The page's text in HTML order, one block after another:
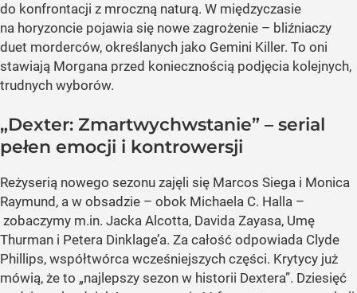
do konfrontacji z mroczną naturą. W międzyczasie
na horyzoncie pojawia się nowe zagrożenie – bliźniaczy
duet morderców, określanych jako Gemini Killer. To oni
stawiają Morgana przed koniecznością podjęcia kolejnych,
trudnych wyborów.
„Dexter: Zmartwychwstanie” – serial
pełen emocji i kontrowersji
Reżyserią nowego sezonu zajęli się Marcos Siega i Monica
Raymund, a w obsadzie – obok Michaela C. Halla –
zobaczymy m.in. Jacka Alcotta, Davida Zayasa, Umę
Thurman i Petera Dinklage’a. Za całość odpowiada Clyde
Phillips, współtwórca wcześniejszych części. Krytycy już
mówią, że to „najlepszy sezon w historii Dextera”. Dziesięć